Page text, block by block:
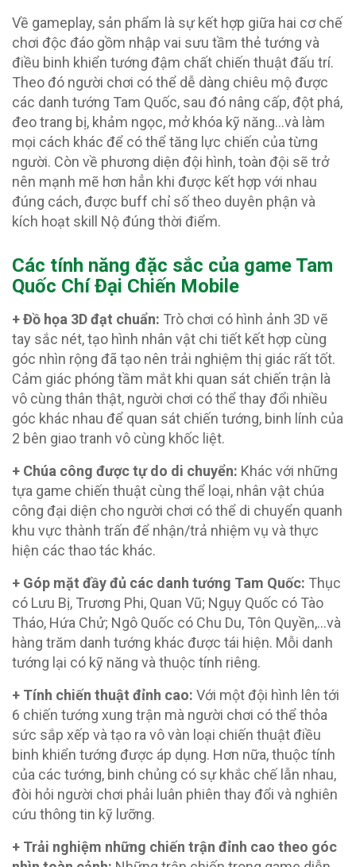
Về gameplay, sản phẩm là sự kết hợp giữa hai cơ chế
chơi độc đáo gồm nhập vai sưu tầm thẻ tướng và
điều binh khiển tướng đậm chất chiến thuật đấu trí.
Theo đó người chơi có thể dễ dàng chiêu mộ được
các danh tướng Tam Quốc, sau đó nâng cấp, đột phá,
đeo trang bị, khảm ngọc, mở khóa kỹ năng…và làm
mọi cách khác để có thể tăng lực chiến của từng
người. Còn về phương diện đội hình, toàn đội sẽ trở
nên mạnh mẽ hơn hẳn khi được kết hợp với nhau
đúng cách, được buff chỉ số theo duyên phận và
kích hoạt skill Nộ đúng thời điểm.
Các tính năng đặc sắc của game Tam
Quốc Chí Đại Chiến Mobile
+ Đồ họa 3D đạt chuẩn: Trò chơi có hình ảnh 3D vẽ
tay sắc nét, tạo hình nhân vật chi tiết kết hợp cùng
góc nhìn rộng đã tạo nên trải nghiệm thị giác rất tốt.
Cảm giác phóng tầm mắt khi quan sát chiến trận là
vô cùng thân thật, người chơi có thể thay đổi nhiều
góc khác nhau để quan sát chiến tướng, binh lính của
2 bên giao tranh vô cùng khốc liệt.
+ Chúa công được tự do di chuyển: Khác với những
tựa game chiến thuật cùng thể loại, nhân vật chúa
công đại diện cho người chơi có thể di chuyển quanh
khu vực thành trấn để nhận/trả nhiệm vụ và thực
hiện các thao tác khác.
+ Góp mặt đầy đủ các danh tướng Tam Quốc: Thục
có Lưu Bị, Trương Phi, Quan Vũ; Ngụy Quốc có Tào
Tháo, Hứa Chử; Ngô Quốc có Chu Du, Tôn Quyền,…và
hàng trăm danh tướng khác được tái hiện. Mỗi danh
tướng lại có kỹ năng và thuộc tính riêng.
+ Tính chiến thuật đỉnh cao: Với một đội hình lên tới
6 chiến tướng xung trận mà người chơi có thể thỏa
sức sắp xếp và tạo ra vô vàn loại chiến thuật điều
binh khiển tướng được áp dụng. Hơn nữa, thuộc tính
của các tướng, binh chủng có sự khắc chế lẫn nhau,
đòi hỏi người chơi phải luân phiên thay đổi và nghiên
cứu thông tin kỹ lưỡng.
+ Trải nghiệm những chiến trận đỉnh cao theo góc